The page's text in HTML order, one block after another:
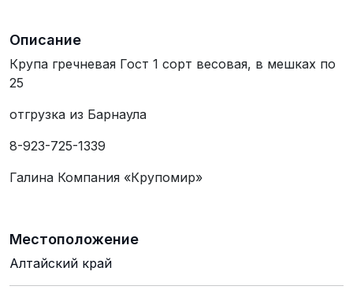
Описание
Крупа гречневая Гост 1 сорт весовая, в мешках по
25
отгрузка из Барнаула
8-923-725-1339
Галина Компания «Крупомир»
Местоположение
Алтайский край